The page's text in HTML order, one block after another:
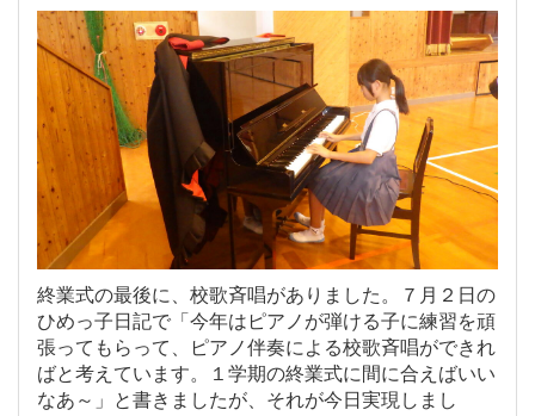
終業式の最後に、校歌斉唱がありました。７月２日の
ひめっ子日記で「今年はピアノが弾ける子に練習を頑
張ってもらって、ピアノ伴奏による校歌斉唱ができれ
ばと考えています。１学期の終業式に間に合えばいい
なあ～」と書きましたが、それが今日実現しまし